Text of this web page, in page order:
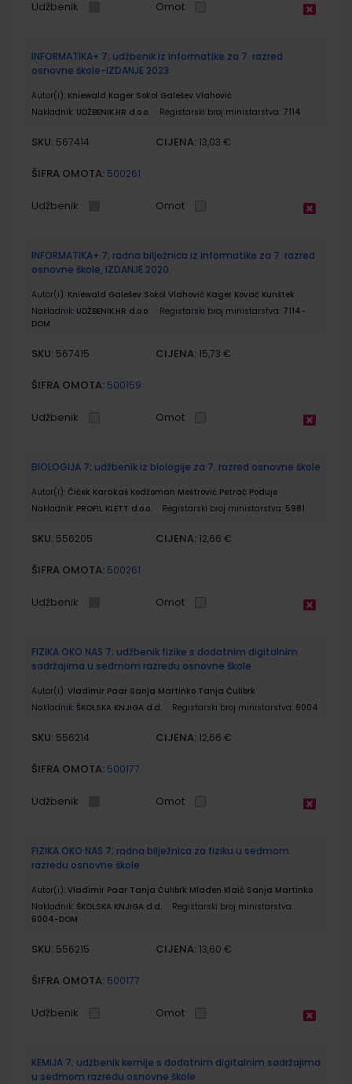
Udžbenik Omot
INFORMATIKA+ 7; udžbenik iz informatike za 7. razred
osnovne škole-IZDANJE 2023.
Autor(i): Kniewald Kager Sokol Galešev Vlahović
Nakladnik: UDŽBENIK.HR d.o.o. Registarski broj ministarstva: 7114
SKU: 567414 CIJENA: 13,03 €
ŠIFRA OMOTA: 500261
Udžbenik Omot
INFORMATIKA+ 7; radna bilježnica iz informatike za 7. razred
osnovne škole, IZDANJE 2020.
Autor(i): Kniewald Galešev Sokol Vlahović Kager Kovač Kunštek
Nakladnik: UDŽBENIK.HR d.o.o. Registarski broj ministarstva: 7114-
DOM
SKU: 567415 CIJENA: 15,73 €
ŠIFRA OMOTA: 500159
Udžbenik Omot
BIOLOGIJA 7; udžbenik iz biologije za 7. razred osnovne škole
Autor(i): Čiček Karakaš Kodžoman Meštrović Petrač Poduje
Nakladnik: PROFIL KLETT d.o.o. Registarski broj ministarstva: 5981
SKU: 556205 CIJENA: 12,66 €
ŠIFRA OMOTA: 500261
Udžbenik Omot
FIZIKA OKO NAS 7; udžbenik fizike s dodatnim digitalnim
sadržajima u sedmom razredu osnovne škole
Autor(i): Vladimir Paar Sanja Martinko Tanja Ćulibrk
Nakladnik: ŠKOLSKA KNJIGA d.d. Registarski broj ministarstva: 6004
SKU: 556214 CIJENA: 12,66 €
ŠIFRA OMOTA: 500177
Udžbenik Omot
FIZIKA OKO NAS 7; radna bilježnica za fiziku u sedmom
razredu osnovne škole
Autor(i): Vladimir Paar Tanja Ćulibrk Mladen Klaić Sanja Martinko
Nakladnik: ŠKOLSKA KNJIGA d.d.
Registarski broj ministarstva:
6004-DOM
SKU: 556215 CIJENA: 13,60 €
ŠIFRA OMOTA: 500177
Udžbenik Omot
KEMIJA 7; udžbenik kemije s dodatnim digitalnim sadržajima
u sedmom razredu osnovne škole